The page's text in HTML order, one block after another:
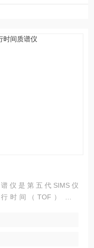
仪是第五代SIMS仪
间（TOF）分析
良离子传输能力的三级
还具有很高的成像能